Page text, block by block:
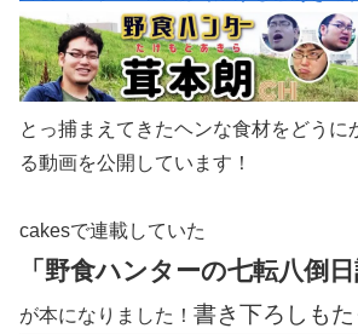
とっ捕まえてきたヘンな食材をどうに
る動画を公開しています！
cakesで連載していた
「野食ハンターの七転八倒日
が本になりました！ 書き下ろしもた